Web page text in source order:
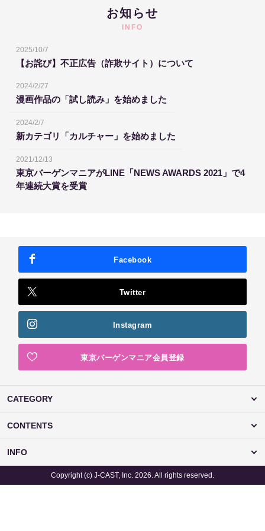
お知らせ
INFO
2025/10/7
【お詫び】不正広告（詐欺サイト）について
2024/2/27
漫画作品の「試し読み」を始めました
2024/2/7
新カテゴリ「カルチャー」を始めました
2021/12/13
東京バーゲンマニアがLINE「NEWS AWARDS 2021」で4
年連続大賞を受賞
Facebook
Twitter
Instagram
東京バーゲンマニア会員登録
CATEGORY
CONTENTS
INFO
Copyright (c) J-CAST, Inc. 2026. All rights reserved.